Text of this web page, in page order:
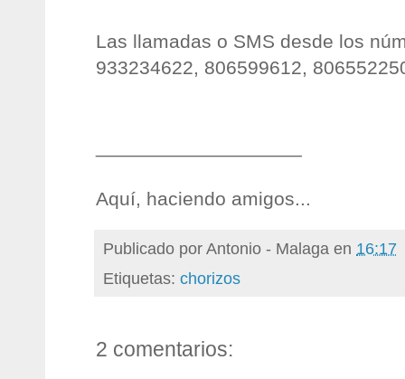
Las llamadas o SMS desde los
933234622, 806599612,
Aquí, haciendo amigos...
Publicado porAntonio - Malaga en 16:17
Etiquetas: chorizos
2 comentarios: